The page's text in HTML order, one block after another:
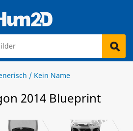
/ Kein Name
2014 Blueprint